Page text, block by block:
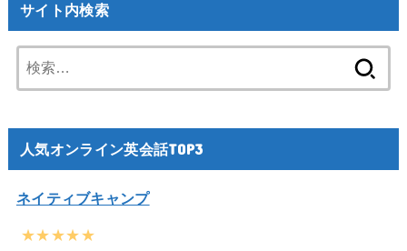
サイト内検索
索:
人気オンライン英会話TOP3
ネイティブキャンプ
★★★★★